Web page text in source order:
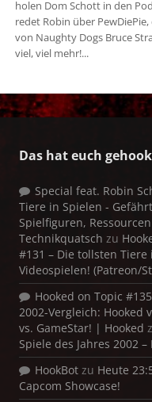
holen Dom Schott in den
redet Robin über
von Naughty Dogs Bruce
viel, viel mehr!...
Das hat euch
Special feat. Robin
Tiere in Spielen -
Spielfiguren,
Technikquatsch zu
#131 – Die tollsten Tiere
Videospielen! (Patreon/
Hooked on Topic
2002-Vergleich: Hooked
vs. GameStar! | Hooked
Spiele des Jahres 2002 –
HookBot zu Heute
Capcom Showcase!